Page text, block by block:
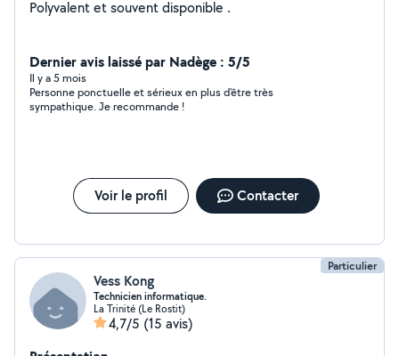
Polyvalent et souvent disponible .
Dernier avis laissé par Nadège : 5/5
Il y a 5 mois
Personne ponctuelle et sérieux en plus d'être très
sympathique. Je recommande !
Voir le profil Contacter
Particulier
Vess Kong
Technicien informatique.
La Trinité (Le Rostit)
4,7/5 (15 avis)